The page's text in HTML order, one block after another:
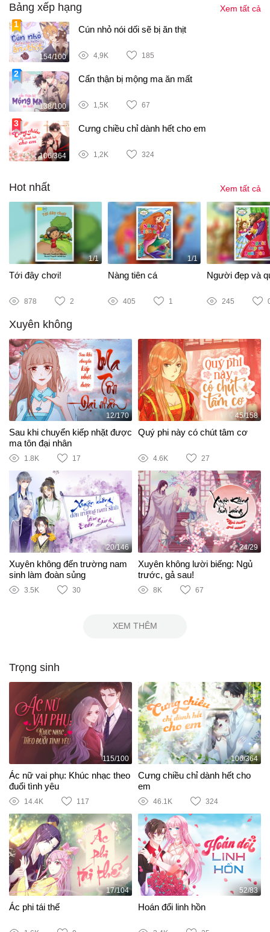
Bảng xếp hạng Xem tất cả
154/100
Cún nhỏ nói dối sẽ bị ăn thịt
4,9K 185
138/100
Cẩn thận bị mộng ma ăn mất
1,5K 67
106/364
Cưng chiều chỉ dành hết cho em
1,2K 324
Hot nhất Xem tất cả
1/1
Tới đây chơi!
878 2
1/1
Nàng tiên cá
405 1
Người đẹp và
245
Xuyên không
12/170
Sau khi chuyển kiếp nhặt được
ma tôn đại nhân
1.8K 17
45/158
Quý phi này có chút tâm cơ
4.6K 27
20/146
Xuyên không đến trường nam
sinh làm đoàn sủng
3.5K 30
24/29
Xuyên không lười biếng: Ngủ
trước, gả sau!
8K 67
XEM THÊM
Trọng sinh
115/100
Ác nữ vai phụ: Khúc nhạc theo
đuổi tình yêu
14.4K 117
106/364
Cưng chiều chỉ dành hết cho
em
46.1K 324
17/104
Ác phi tái thế
52/83
Hoán đổi linh hồn